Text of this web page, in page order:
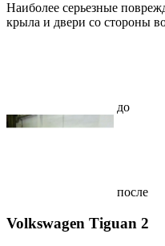
Наиболее серьезные
крыла и двери со стороны
до
после
Volkswagen Tiguan 2